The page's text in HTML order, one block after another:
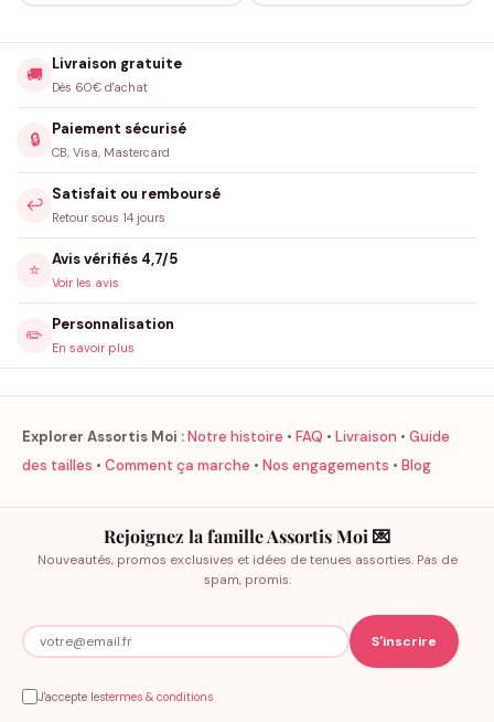
🚚
Livraison gratuite
Dès 60€ d'achat
🔒
Paiement sécurisé
CB, Visa, Mastercard
↩️
Satisfait ou remboursé
Retour sous 14 jours
⭐
Avis vérifiés 4,7/5
Voir les avis
✏️
Personnalisation
En savoir plus
Explorer Assortis Moi :Notre histoire • FAQ • Livraison • Guide
des tailles • Comment ça marche • Nos engagements • Blog
Rejoignez la famille Assortis Moi 💌
Nouveautés, promos exclusives et idées de tenues assorties. Pas de
spam, promis.
J'accepte lestermes & conditions